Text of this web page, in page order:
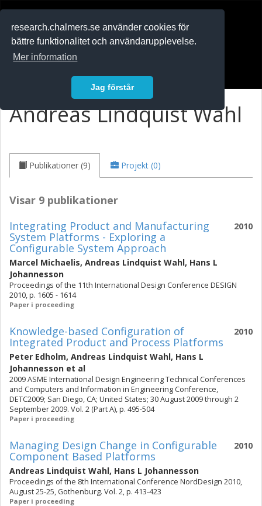
research.chalmers.se använder cookies för
bättre funktionalitet och användarupplevelse.
Mer information
Jag förstår
Andreas Lindquist Wahl
Publikationer (9) Projekt (0)
Visar 9 publikationer
2010
Integrating Product and Manufacturing
System Platforms - Exploring a
Configurable System Approach
Marcel Michaelis, Andreas Lindquist Wahl, Hans L
Johannesson
Proceedings of the 11th International Design Conference DESIGN
2010, p. 1605 - 1614
Paper i proceeding
2010
Knowledge-based Configuration of
Integrated Product and Process Platforms
Peter Edholm, Andreas Lindquist Wahl, Hans L
Johannesson et al
2009 ASME International Design Engineering Technical Conferences
and Computers and Information in Engineering Conference,
DETC2009; San Diego, CA; United States; 30 August 2009 through 2
September 2009. Vol. 2 (Part A), p. 495-504
Paper i proceeding
2010
Managing Design Change in Configurable
Component Based Platforms
Andreas Lindquist Wahl, Hans L Johannesson
Proceedings of the 8th International Conference NordDesign 2010,
August 25-25, Gothenburg. Vol. 2, p. 413-423
Paper i proceeding